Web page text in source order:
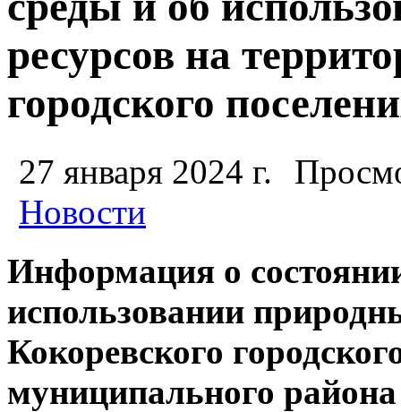
ресурсов на
городского
27 января 2024 г.
Новости
Информация о
использовании
Кокоревского
муниципального